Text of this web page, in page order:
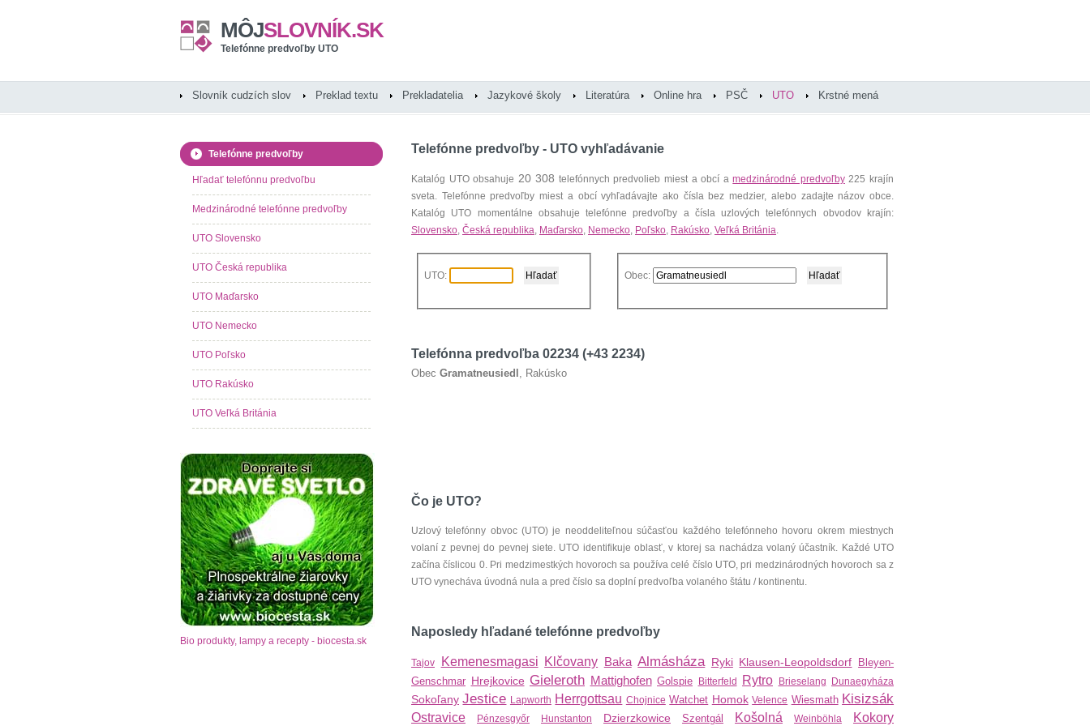
MÔJSLOVNÍK.SK
Telefónne predvoľby UTO
Slovník cudzích slov Preklad textu Prekladatelia Jazykové školy Literatúra Online hra PSČ UTO Krstné mená
Telefónne predvoľby - UTO vyhľadávanie
Katalóg UTO obsahuje 20 308 telefónnych predvolieb miest a obcí amedzinárodné predvoľby225 krajín
sveta. Telefónne predvoľby miest a obcí vyhľadávajte ako čísla bez medzier, alebo zadajte názov obce.
Katalóg UTO momentálne obsahuje telefónne predvoľby a čísla uzlových telefónnych obvodov krajín:
Slovensko, Česká republika, Maďarsko, Nemecko, Poľsko, Rakúsko, Veľká Británia.
UTO: Obec:
Telefónna predvoľba 02234 (+43 2234)
Obec Gramatneusiedl , Rakúsko
Čo je UTO?
Uzlový telefónny obvoc (UTO) je neoddeliteľnou súčasťou každého telefónneho hovoru okrem miestnych
volaní z pevnej do pevnej siete. UTO identifikuje oblasť, v ktorej sa nachádza volaný účastník. Každé UTO
začína číslicou 0. Pri medzimestkých hovoroch sa používa celé číslo UTO, pri medzinárodných hovoroch sa z
UTO vynecháva úvodná nula a pred číslo sa doplní predvoľba volaného štátu / kontinentu.
Naposledy hľadané telefónne predvoľby
Tajov Kemenesmagasi Klčovany Baka Almásháza Ryki Klausen-Leopoldsdorf
Bleyen-
Genschmar Hrejkovice Gieleroth Mattighofen Golspie Bitterfeld Rytro Brieselang Dunaegyháza
Sokoľany Jestice Lapworth Herrgottsau Chojnice Watchet Homok Velence Wiesmath Kisizsák
Ostravice Pénzesgyőr Hunstanton Dzierzkowice Szentgál Košolná Weinböhla Kokory
Telefónne predvoľby
Hľadať telefónnu predvoľbu
Medzinárodné telefónne predvoľby
UTO Slovensko
UTO Česká republika
UTO Maďarsko
UTO Nemecko
UTO Poľsko
UTO Rakúsko
UTO Veľká Británia
Bio produkty, lampy a recepty - biocesta.sk